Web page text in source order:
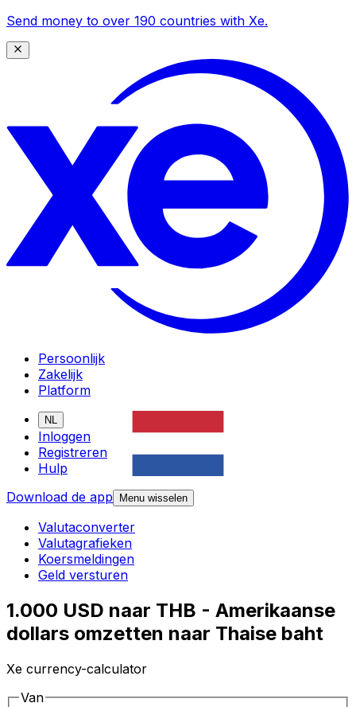
Send money to over 190 countries with Xe.
Persoonlijk
Zakelijk
Platform
NL
Inloggen
Registreren
Hulp
Download de app
Menu wisselen
Valutaconverter
Valutagrafieken
Koersmeldingen
Geld versturen
1.000 USD naar THB - Amerikaanse
dollars omzetten naar Thaise baht
Xe currency-calculator
Van